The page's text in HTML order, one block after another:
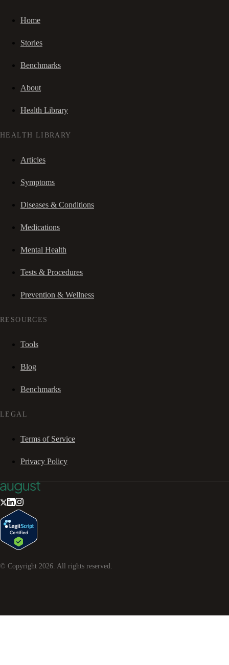
Home
Stories
Benchmarks
About
Health Library
HEALTH LIBRARY
Articles
Symptoms
Diseases & Conditions
Medications
Mental Health
Tests & Procedures
Prevention & Wellness
RESOURCES
Tools
Blog
Benchmarks
LEGAL
Terms of Service
Privacy Policy
© Copyright 2026. All rights reserved.